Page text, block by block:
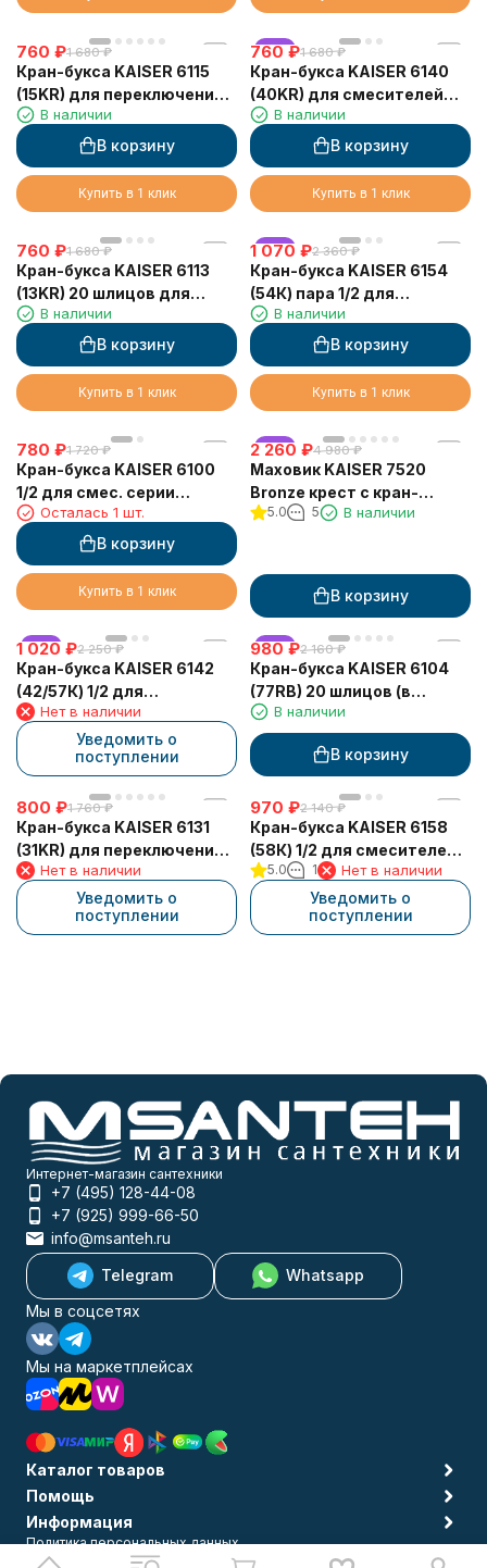
760 ₽1 680 ₽
Кран-букса KAISER 6115
(15KR) для переключения
фильтрованной воды
15066
В наличии
В корзину
Купить в 1 клик
хит
760 ₽1 680 ₽
Кран-букса KAISER 6140
(40KR) для смесителей
40144 (2-я модификация)
В наличии
В корзину
Купить в 1 клик
760 ₽1 680 ₽
Кран-букса KAISER 6113
(13KR) 20 шлицов для
смесителей серии 13044
(2-ая модификация)
В наличии
В корзину
Купить в 1 клик
хит
1 070 ₽2 360 ₽
Кран-букса KAISER 6154
(54К) пара 1/2 для
смесителей серии 54
В наличии
В корзину
Купить в 1 клик
780 ₽1 720 ₽
Кран-букса KAISER 6100
1/2 для смес. серии
42/57/11255/11211
Осталась 1 шт.
В корзину
Купить в 1 клик
хит
2 260 ₽4 980 ₽
Маховик KAISER 7520
Bronze крест с кран-
буксой (пара)
5.0 5 В наличии
В корзину
хит
1 020 ₽2 250 ₽
Кран-букса KAISER 6142
(42/57К) 1/2 для
смесителей серии 42/57К
Нет в наличии
Уведомить о
поступлении
хит
980 ₽2 160 ₽
Кран-букса KAISER 6104
(77RB) 20 шлицов (в
блистере)
В наличии
В корзину
800 ₽1 760 ₽
Кран-букса KAISER 6131
(31KR) для переключения
смесителей 31144/31244
Нет в наличии
Уведомить о
поступлении
970 ₽2 140 ₽
Кран-букса KAISER 6158
(58К) 1/2 для смесителей
серии 58/51/69
5.0 1 Нет в наличии
Уведомить о
поступлении
Интернет-магазин сантехники
+7 (495) 128-44-08
+7 (925) 999-66-50
info@msanteh.ru
Telegram
Whatsapp
Мы в соцсетях
Мы на маркетплейсах
Каталог товаров
Помощь
Информация
Политика персональных данных
© 2009-2026 MSANTEH